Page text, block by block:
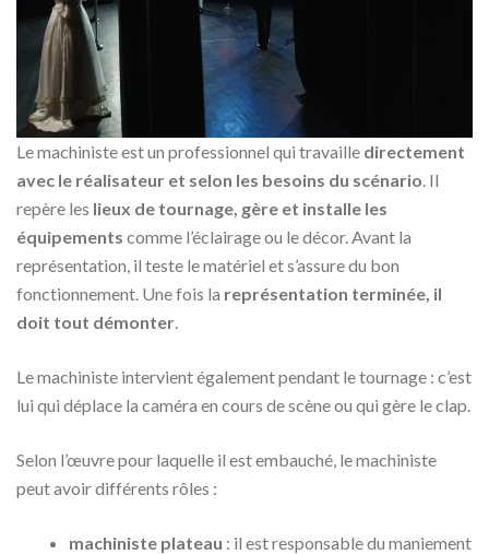
Le machiniste est un professionnel qui travaille directement
avec le réalisateur et selon les besoins du scénario. Il
repère les lieux de tournage, gère et installe les
équipements comme l’éclairage ou le décor. Avant la
représentation, il teste le matériel et s’assure du bon
fonctionnement. Une fois la représentation terminée, il
doit tout démonter.
Le machiniste intervient également pendant le tournage : c’est
lui qui déplace la caméra en cours de scène ou qui gère le clap.
Selon l’œuvre pour laquelle il est embauché, le machiniste
peut avoir différents rôles :
machiniste plateau : il est responsable du maniement